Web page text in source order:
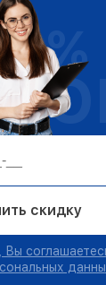
скидку
Вы
%